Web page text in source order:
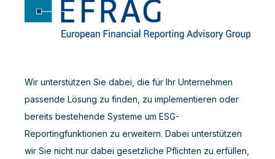
Wir unterstützen Sie dabei, die für Ihr Unternehmen
passende Lösung zu finden, zu implementieren oder
bereits bestehende Systeme um ESG-
Reportingfunktionen zu erweitern. Dabei unterstützen
wir Sie nicht nur dabei gesetzliche Pflichten zu erfüllen,